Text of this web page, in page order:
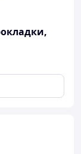
который
влагу внутри
промыв